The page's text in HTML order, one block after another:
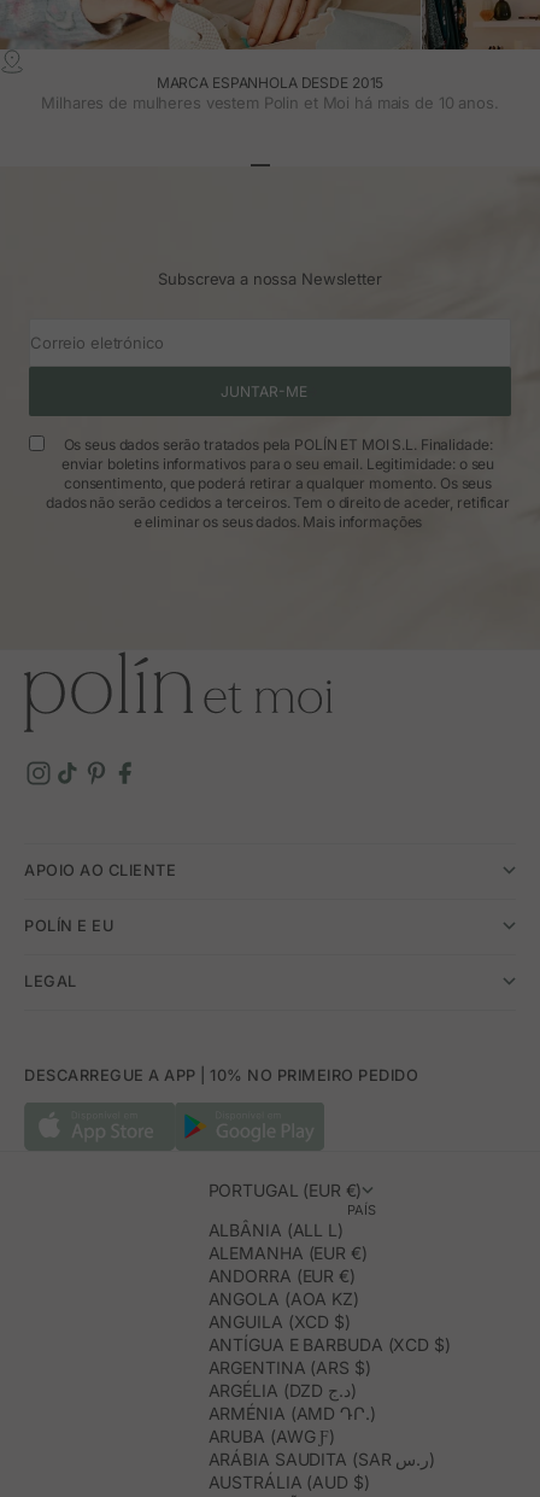
MARCA ESPANHOLA DESDE 2015
Milhares de mulheres vestem Polin et Moi há mais de 10 anos.
Subscreva a nossa Newsletter
Correio eletrónico
JUNTAR-ME
Os seus dados serão tratados pela POLÍN ET MOI S.L. Finalidade:
enviar boletins informativos para o seu email. Legitimidade: o seu
consentimento, que poderá retirar a qualquer momento. Os seus
dados não serão cedidos a terceiros. Tem o direito de aceder, retificar
e eliminar os seus dados. Mais informações
APOIO AO CLIENTE
POLÍN E EU
LEGAL
DESCARREGUE A APP | 10% NO PRIMEIRO PEDIDO
PORTUGAL (EUR €)
PAÍS
ALBÂNIA (ALL L)
ALEMANHA (EUR €)
ANDORRA (EUR €)
ANGOLA (AOA KZ)
ANGUILA (XCD $)
ANTÍGUA E BARBUDA (XCD $)
ARGENTINA (ARS $)
ARGÉLIA (DZD د.ج)
ARMÉNIA (AMD ԴՐ.)
ARUBA (AWG Ƒ)
ARÁBIA SAUDITA (SAR ر.س)
AUSTRÁLIA (AUD $)